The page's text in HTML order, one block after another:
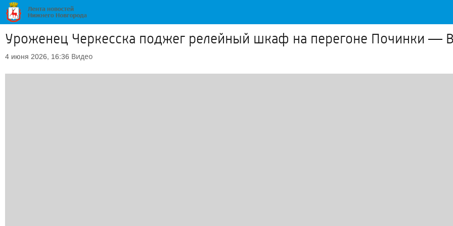
Уроженец Черкесска поджег релейный шкаф на перегоне Починки —
4 июня 2026, 16:36 Видео